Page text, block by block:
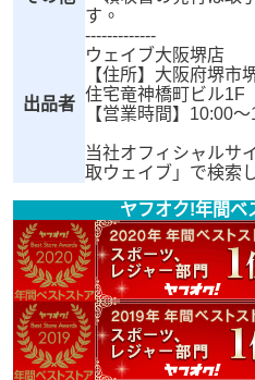
す。
出品者
-------------
ウェイブ大阪堺店
【住所】大阪府堺市
住宅竜神橋町ビル1F
【営業時間】10:00
当社オフィシャルサ
取ウェイブ」で検索
ヤフオク!年間ベ